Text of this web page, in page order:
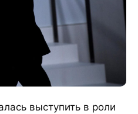
выступить в роли